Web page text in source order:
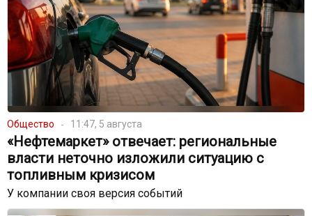
Общество 11:47, 5 августа
«Нефтемаркет» отвечает: региональные
власти неточно изложили ситуацию с
топливным кризисом
У компании своя версия событий